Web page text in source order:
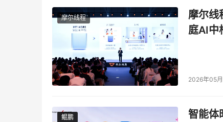
立数据的方法要比其他供应商目前正在努力设
力，适用于模块化存储市场。”
Claus Mikkelsen补充道：“2000年日立数据
性，迫使竞争对手花费其后好几年时间修补其
NSC，日立数据以具有吸引力的模块化产品价
了模块化领域。通过今天发布的产品，我们预
摩尔线程
摩尔线
庭AI中
2026年05
鲲鹏
鲲鹏 智能体